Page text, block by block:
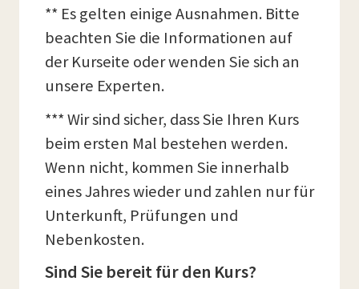
** Es gelten einige Ausnahmen. Bitte
beachten Sie die Informationen auf
der Kurseite oder wenden Sie sich an
unsere Experten.
*** Wir sind sicher, dass Sie Ihren Kurs
beim ersten Mal bestehen werden.
Wenn nicht, kommen Sie innerhalb
eines Jahres wieder und zahlen nur für
Unterkunft, Prüfungen und
Nebenkosten.
Sind Sie bereit für den Kurs?